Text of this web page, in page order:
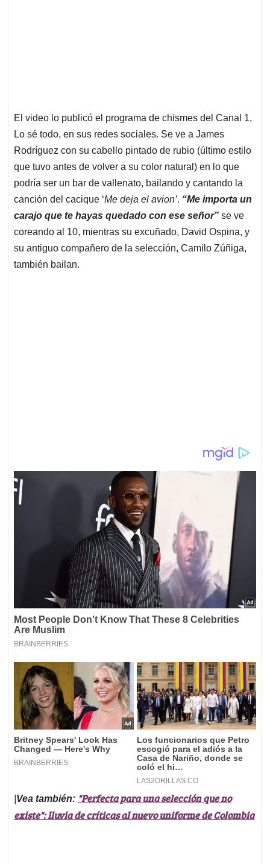
El video lo publicó el programa de chismes del Canal 1,
Lo sé todo, en sus redes sociales. Se ve a James
Rodríguez con su cabello pintado de rubio (último estilo
que tuvo antes de volver a su color natural) en lo que
podría ser un bar de vallenato, bailando y cantando la
canción del cacique ‘Me deja el avion’. “Me importa un
carajo que te hayas quedado con ese señor” se ve
coreando al 10, mientras su excuñado, David Ospina, y
su antiguo compañero de la selección, Camilo Zúñiga,
también bailan.
Vea también: "Perfecta para una selección que no
existe": lluvia de críticas al nuevo uniforme de Colombia